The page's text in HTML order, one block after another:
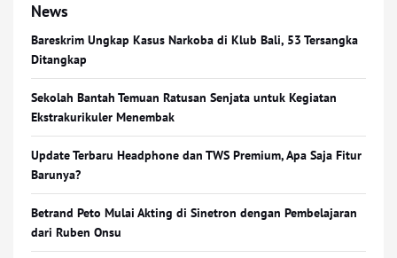
News
Bareskrim Ungkap Kasus Narkoba di Klub Bali, 53 Tersangka
Ditangkap
Sekolah Bantah Temuan Ratusan Senjata untuk Kegiatan
Ekstrakurikuler Menembak
Update Terbaru Headphone dan TWS Premium, Apa Saja Fitur
Barunya?
Betrand Peto Mulai Akting di Sinetron dengan Pembelajaran
dari Ruben Onsu